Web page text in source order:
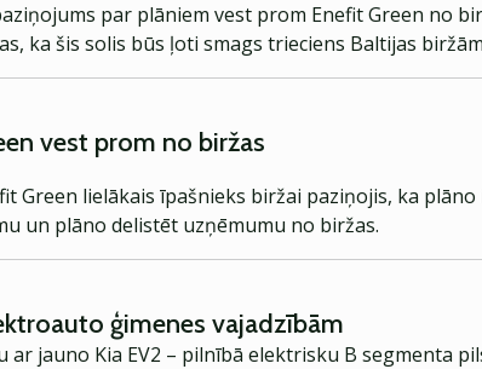
par plāniem vest prom Enefit Green no
ka šis solis būs ļoti smags trieciens Baltijas
vest prom no biržas
Green lielākais īpašnieks biržai paziņojis, ka
un plāno delistēt uzņēmumu no biržas.
ģimenes vajadzībām
jauno Kia EV2 – pilnībā elektrisku B segmenta